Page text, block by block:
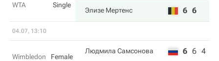
WTA
Single
Элизе Мертенс 6 6
04.07, 13:10
Wimbledon
Female
Людмила Самсонова 6 6 4